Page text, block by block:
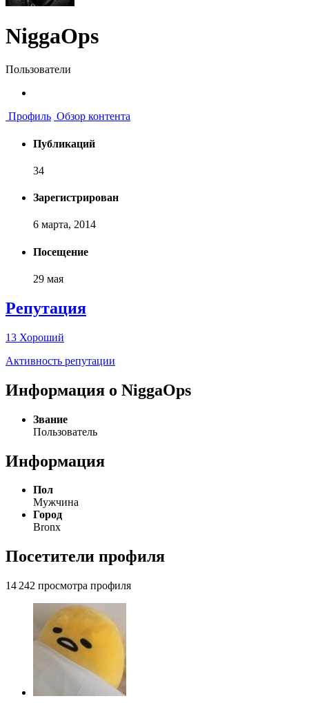
NiggaOps
Пользователи
Профиль Обзор контента
Публикаций
34
Зарегистрирован
6 марта, 2014
Посещение
29 мая
Репутация
13 Хороший
Активность репутации
Информация о NiggaOps
Звание
Пользователь
Информация
Пол
Мужчина
Город
Bronx
Посетители профиля
14 242 просмотра профиля